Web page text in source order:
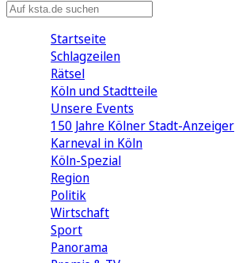
Startseite
Schlagzeilen
Rätsel
Köln und Stadtteile
Unsere Events
150 Jahre Kölner Stadt-Anzeiger
Karneval in Köln
Köln-Spezial
Region
Politik
Wirtschaft
Sport
Panorama